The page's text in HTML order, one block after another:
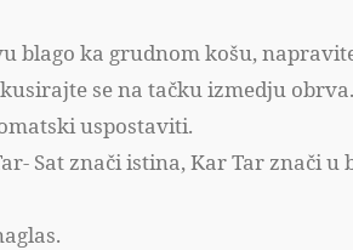
blago ka grudnom košu,
se na tačku izmedju obrva.
uspostaviti.
Sat znači istina, Kar Tar znači